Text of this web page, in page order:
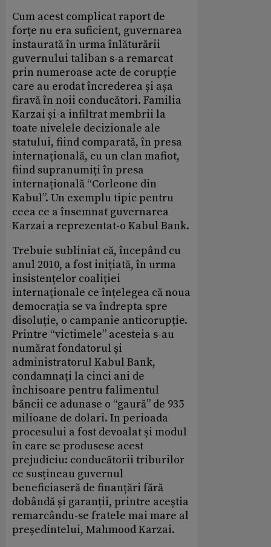
Cum acest complicat raport de
forțe nu era suficient, guvernarea
instaurată în urma înlăturării
guvernului taliban s-a remarcat
prin numeroase acte de corupție
care au erodat încrederea și așa
firavă în noii conducători. Familia
Karzai și-a infiltrat membrii la
toate nivelele decizionale ale
statului, fiind comparată, în presa
internațională, cu un clan mafiot,
fiind supranumiți în presa
internațională “Corleone din
Kabul”. Un exemplu tipic pentru
ceea ce a însemnat guvernarea
Karzai a reprezentat-o Kabul Bank.
Trebuie subliniat că, începând cu
anul 2010, a fost inițiată, în urma
insistențelor coaliției
internaționale ce înțelegea că noua
democrația se va îndrepta spre
disoluție, o campanie anticorupție.
Printre “victimele” acesteia s-au
numărat fondatorul și
administratorul Kabul Bank,
condamnați la cinci ani de
închisoare pentru falimentul
băncii ce adunase o “gaură” de 935
milioane de dolari. In perioada
procesului a fost devoalat și modul
în care se produsese acest
prejudiciu: conducătorii triburilor
ce susțineau guvernul
beneficiaseră de finanțări fără
dobândă și garanții, printre aceștia
remarcându-se fratele mai mare al
președintelui, Mahmood Karzai.